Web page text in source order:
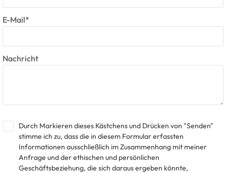
E-Mail*
Nachricht
Durch Markieren dieses Kästchens und Drücken von "Senden"
stimme ich zu, dass die in diesem Formular erfassten
Informationen ausschließlich im Zusammenhang mit meiner
Anfrage und der ethischen und persönlichen
Geschäftsbeziehung, die sich daraus ergeben könnte,